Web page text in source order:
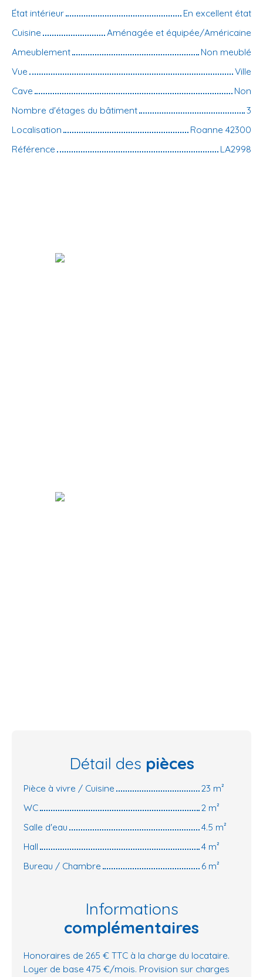
État intérieur
En excellent état
Cuisine
Aménagée et équipée/Américaine
Ameublement
Non meublé
Vue
Ville
Cave
Non
Nombre d'étages du bâtiment
3
Localisation
Roanne 42300
Référence
LA2998
Détail des pièces
Pièce à vivre / Cuisine
23 m²
WC
2 m²
Salle d'eau
4.5 m²
Hall
4 m²
Bureau / Chambre
6 m²
Informations
complémentaires
Honoraires de 265 € TTC à la charge du locataire.
Loyer de base 475 €/mois. Provision sur charges